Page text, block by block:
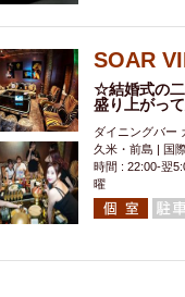
SOAR
☆結婚式の二
盛り上がっ
ダイニングバー
久米・前島 | 国
時間 : 22:00-翌
曜